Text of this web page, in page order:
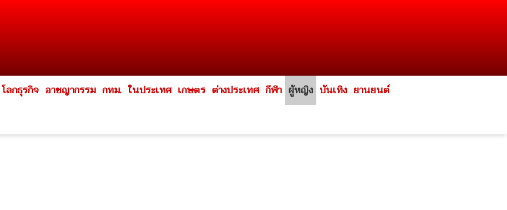
โลกธุรกิจ อาชญากรรม กทม. ในประเทศ เกษตร ต่างประเทศ กีฬา ผู้หญิง บันเทิง ยานยนต์